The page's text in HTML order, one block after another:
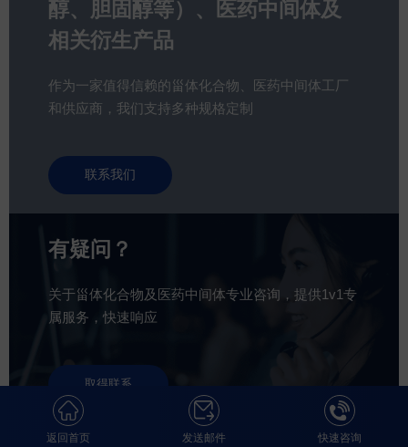
醇、胆固醇等）、医药中间体及
相关衍生产品
作为一家值得信赖的甾体化合物、医药中间体工厂
和供应商，我们支持多种规格定制
联系我们
有疑问？
关于甾体化合物及医药中间体专业咨询，提供1v1专
属服务，快速响应
取得联系
返回首页 发送邮件 快速咨询